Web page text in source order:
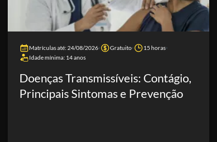
Matrículas até: 24/08/2026 Gratuito
15 horas
Idade mínima: 14 anos
Doenças Transmissíveis: Contágio,
Principais Sintomas e Prevenção